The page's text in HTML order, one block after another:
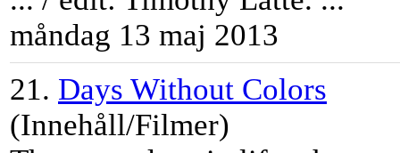
måndag 13 maj 2013
21. Days Without Colors
(Innehåll/Filmer)